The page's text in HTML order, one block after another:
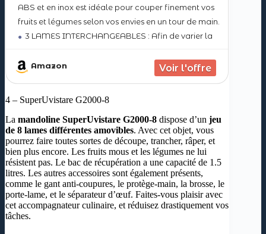
ABS et en inox est idéale pour couper finement vos
fruits et légumes selon vos envies en un tour de main.
3 LAMES INTERCHANGEABLES : Afin de varier la
munie de 3
Amazon
4 – SuperUvistare G2000-8
La mandoline SuperUvistare G2000-8 dispose d’un jeu
de 8 lames différentes amovibles. Avec cet objet, vous
pourrez faire toutes sortes de découpe, trancher, râper, et
bien plus encore. Les fruits mous et les légumes ne lui
résistent pas. Le bac de récupération a une capacité de 1.5
litres. Les autres accessoires sont également présents,
comme le gant anti-coupures, le protège-main, la brosse, le
porte-lame, et le séparateur d’œuf. Faites-vous plaisir avec
cet accompagnateur culinaire, et réduisez drastiquement vos
tâches.